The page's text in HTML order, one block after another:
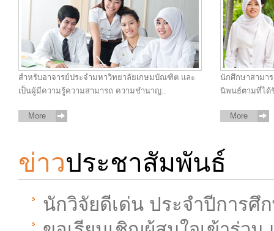
สำหรับอาจารย์ประจำมหาวิทยาลัยเกษมบัณฑิต และ
เป็นผู้มีความรู้ความสามารถ ความชำนาญ..
More
นักศึกษาสามา
นิพนธ์ตามที่ได้
More
ข่าวประชาสัมพันธ์
นักวิจัยดีเด่น ประจำปีการศึ